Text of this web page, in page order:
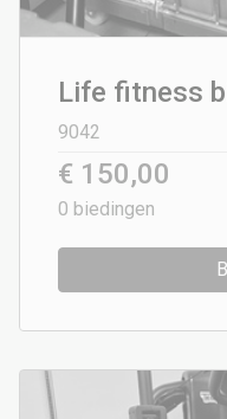
Life fitness
9042
€ 150,00
0 biedingen